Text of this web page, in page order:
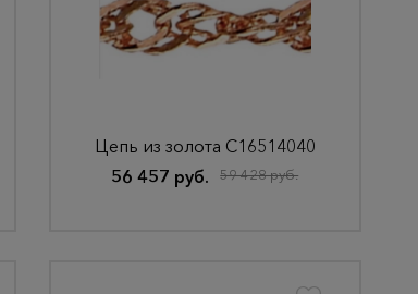
Цепь из золота С16514040
56 457 руб.
59 428 руб.